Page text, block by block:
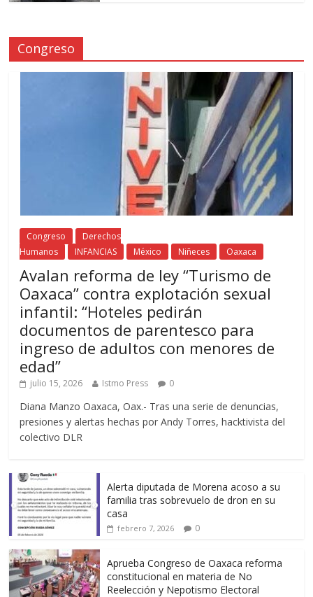
Congreso
Congreso
Derechos
Humanos
INFANCIAS México Niñeces Oaxaca
Avalan reforma de ley “Turismo de
Oaxaca” contra explotación sexual
infantil: “Hoteles pedirán
documentos de parentesco para
ingreso de adultos con menores de
edad”
julio 15, 2026 Istmo Press 0
Diana Manzo Oaxaca, Oax.- Tras una serie de denuncias,
presiones y alertas hechas por Andy Torres, hacktivista del
colectivo DLR
Alerta diputada de Morena acoso a su
familia tras sobrevuelo de dron en su
casa
febrero 7, 2026 0
Aprueba Congreso de Oaxaca reforma
constitucional en materia de No
Reelección y Nepotismo Electoral